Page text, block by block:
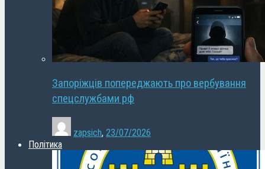
Запоріжців попереджають про вербування
спецслужбами рф
zapsich, 23/07/2026
Політика